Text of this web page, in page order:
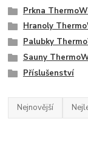
Prkna
Hranoly
Palubky
Sauny
Příslušenství
Nejnovější